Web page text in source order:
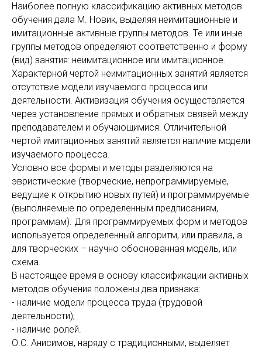
Наиболее полную классификацию активных методов
обучения дала М. Новик, выделяя неимитационные и
имитационные активные группы методов. Те или иные
группы методов определяют соответственно и форму
(вид) занятия: неимитационное или имитационное.
Характерной чертой неимитационных занятий является
отсутствие модели изучаемого процесса или
деятельности. Активизация обучения осуществляется
через установление прямых и обратных связей между
преподавателем и обучающимися. Отличительной
чертой имитационных занятий является наличие модели
изучаемого процесса.
Условно все формы и методы разделяются на
эвристические (творческие, непрограммируемые,
ведущие к открытию новых путей) и программируемые
(выполняемые по определенным предписаниям,
программам). Для программируемых форм и методов
используется определенный алгоритм, или правила, а
для творческих – научно обоснованная модель, или
схема.
В настоящее время в основу классификации активных
методов обучения положены два признака:
- наличие модели процесса труда (трудовой
деятельности);
- наличие ролей.
О.С. Анисимов, наряду с традиционными, выделяет